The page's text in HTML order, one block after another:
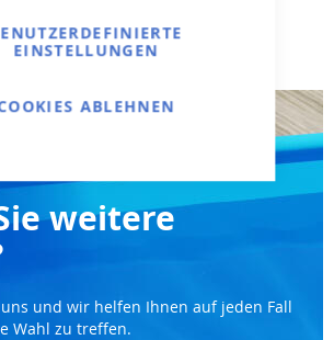
EINSTELLUNGEN
ABLEHNEN
weitere
und wir helfen Ihnen auf jeden Fall
Wahl zu treffen.